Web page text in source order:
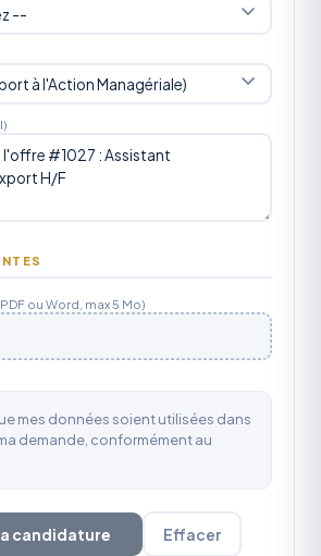
ou Word, max 5 Mo)
mes données soient utilisées dans
demande, conformément au
candidature Effacer